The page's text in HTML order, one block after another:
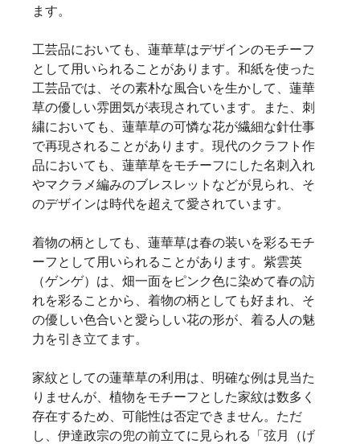
ます。
工芸品においても、蓮華草はデザインのモチーフ
として用いられることがあります。和紙を使った
工芸品では、その素朴な風合いを生かして、蓮華
草の優しい雰囲気が表現されています。また、刺
繍においても、蓮華草の可憐な花が繊細な針仕事
で再現されることがあります。現代のクラフト作
品においても、蓮華草をモチーフにした名刺入れ
やマクラメ編みのブレスレットなどが見られ、そ
のデザインは時代を超えて愛されています。
着物の柄としても、蓮華草は春の装いを彩るモチ
ーフとして用いられることがあります。紫雲英
（ゲンゲ）は、畑一面をピンク色に染めて春の訪
れを彩ることから、着物の柄としても好まれ、そ
の優しい色合いと愛らしい花の形が、着る人の魅
力を引き立てます。
家紋としての蓮華草の利用は、明確な例は見当た
りませんが、植物をモチーフとした家紋は数多く
存在するため、可能性は否定できません。ただ
し、伊達政宗の兜の前立てに見られる「弦月（げ